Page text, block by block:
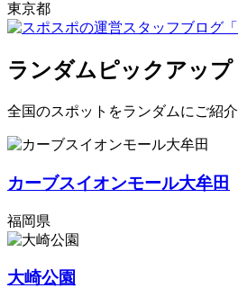
東京都
ランダムピックアップ
全国のスポットをランダムにご紹介
カーブスイオンモール大牟田
福岡県
大崎公園